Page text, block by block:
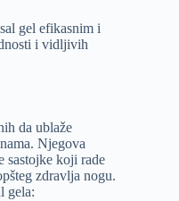
gel efikasnim i
i vidljivih
da ublaže
Njegova
sastojke koji rade
zdravlja nogu.
gela: